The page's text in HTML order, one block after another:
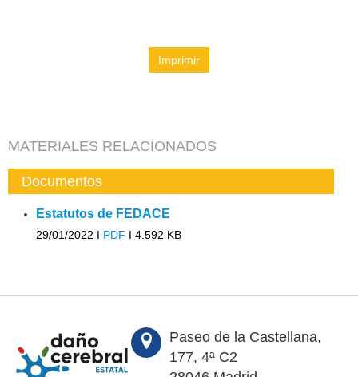
Imprimir
MATERIALES RELACIONADOS
Documentos
Estatutos de FEDACE
29/01/2022 I PDF I 4.592 KB
Paseo de la Castellana,
177, 4ª C2